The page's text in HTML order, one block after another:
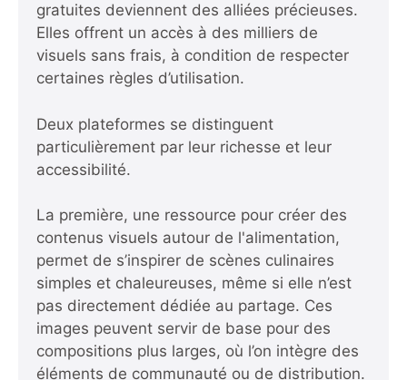
gratuites deviennent des alliées précieuses.
Elles offrent un accès à des milliers de
visuels sans frais, à condition de respecter
certaines règles d’utilisation.
Deux plateformes se distinguent
particulièrement par leur richesse et leur
accessibilité.
La première, une ressource pour créer des
contenus visuels autour de l'alimentation,
permet de s’inspirer de scènes culinaires
simples et chaleureuses, même si elle n’est
pas directement dédiée au partage. Ces
images peuvent servir de base pour des
compositions plus larges, où l’on intègre des
éléments de communauté ou de distribution.